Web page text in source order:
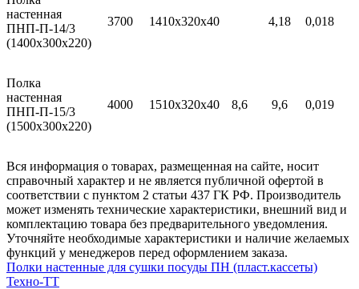
настенная
ПНП-П-14/3
(1400х300х220)
3700 1410х320х40 4,18 0,018
Полка
настенная
ПНП-П-15/3
(1500х300х220)
4000 1510х320х40 8,6 9,6 0,019
Вся информация о товарах, размещенная на сайте, носит
справочный характер и не является публичной офертой в
соответствии с пунктом 2 статьи 437 ГК РФ. Производитель
может изменять технические характеристики, внешний вид и
комплектацию товара без предварительного уведомления.
Уточняйте необходимые характеристики и наличие желаемых
функций у менеджеров перед оформлением заказа.
Полки настенные для сушки посуды ПН (пласт.кассеты)
Техно-ТТ